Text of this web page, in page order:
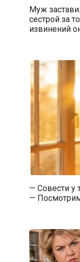
Муж
сестрой за
извинений
— Совести у
—